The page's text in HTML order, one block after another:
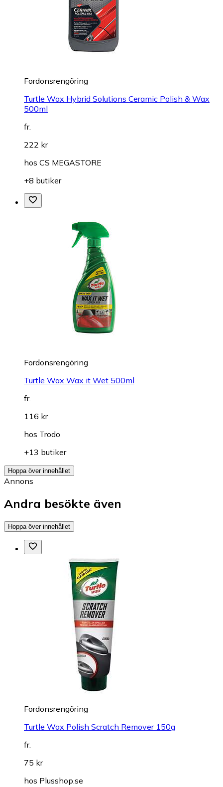
Fordonsrengöring
Turtle Wax Hybrid Solutions Ceramic Polish & Wax
500ml
fr.
222 kr
hos CS MEGASTORE
+8 butiker
Fordonsrengöring
Turtle Wax Wax it Wet 500ml
fr.
116 kr
hos Trodo
+13 butiker
Hoppa över innehållet
Annons
Andra besökte även
Hoppa över innehållet
Fordonsrengöring
Turtle Wax Polish Scratch Remover 150g
fr.
75 kr
hos Plusshop.se